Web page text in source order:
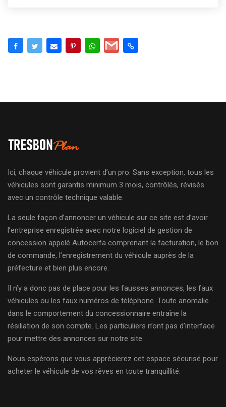
Ici, chaque véhicule provient d’un pro. Sans exception, tous les
véhicules sont garantis minimum 3 mois, contrôlés, révisés
avec un contrôle technique valable.
La seule façon d’annoncer un véhicule sur ce site est d’avoir
l’entreprise enregistrée avec notre logiciel de gestion de
concession appelé Autocerfa comprenant la facturation, le bon
de commande, l’enregistrement du véhicule auprès de la
préfecture et bien plus encore.
Il n’y a donc pas de place pour les fausses annonces, les faux
véhicules ou les faux numéros de téléphone. Toute anomalie
dans le comportement du concessionnaire entraîne la
résiliation de son compte. Les particuliers n’ont pas d’interface
pour mettre des annonces sur notre site.
Nous espérons que vous apprécierez cet espace sécurisé pour
acheter le véhicule de vos rêves en toute tranquillité.